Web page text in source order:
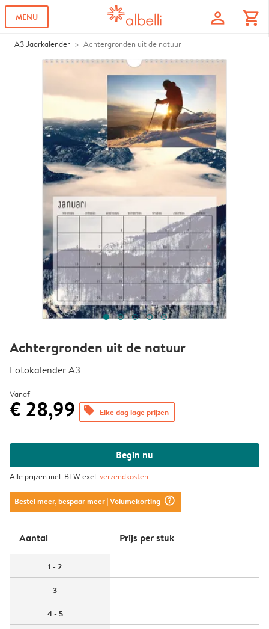
MENU profile shopping_cart
A3 Jaarkalender Achtergronden uit de natuur
Achtergronden uit de natuur
Fotokalender A3
Vanaf
€ 28,99 offers Elke dag lage prijzen
Begin nu
Alle prijzen incl. BTW excl.verzendkosten
Bestel meer, bespaar meer| Volumekorting question_mark_circle
Aantal Prijs per stuk
1 - 2
3
4 - 5